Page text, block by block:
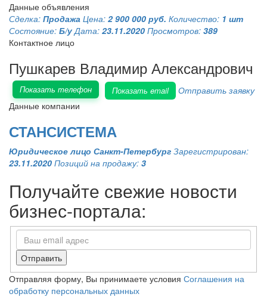
Данные объявления
Сделка: Продажа Цена: 2 900 000 руб. Количество: 1 шт
Состояние: Б/у Дата: 23.11.2020 Просмотров: 389
Контактное лицо
Пушкарев Владимир Александрович
Показать телефон Показать email
Отправить заявку
Данные компании
СТАНСИСТЕМА
Юридическое лицо Санкт-Петербург Зарегистрирован:
23.11.2020 Позиций на продажу: 3
Получайте свежие новости
бизнес-портала:
Отправить
Отправляя форму, Вы принимаете условия Соглашения на
обработку персональных данных